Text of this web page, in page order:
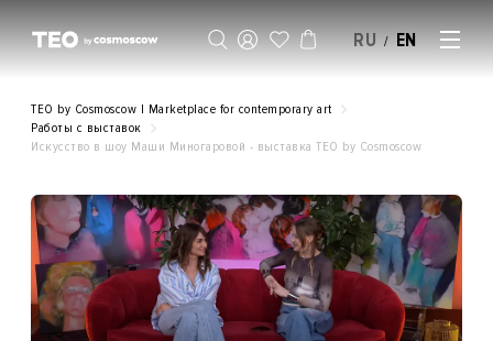
RU / EN
TEO by Cosmoscow | Marketplace for contemporary art
Работы с выставок
Искусство в шоу Маши Миногаровой - выставка ТЕO by Cosmoscow